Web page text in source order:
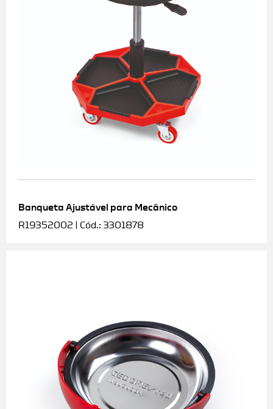
Banqueta Ajustável para Mecânico
R19352002 | Cód.: 3301878